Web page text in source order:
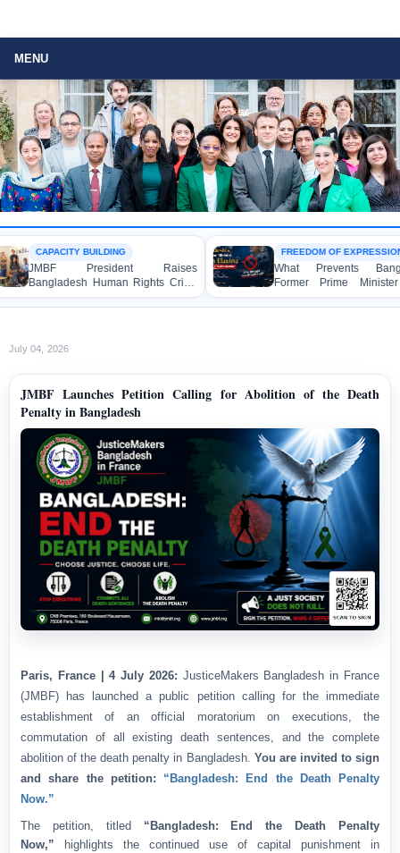
MENU
CAPACITY BUILDING
JMBF President Raises
Bangladesh Human Rights Crisis
with Enabel CEO in Brussels
FREEDOM OF EXPRESSION
What Prevents
Former Prime Minister
Hasina from Speaking to
Media?
July 04, 2026
JMBF Launches Petition Calling for Abolition of the Death
Penalty in Bangladesh
Paris, France | 4 July 2026: JusticeMakers Bangladesh in France
(JMBF) has launched a public petition calling for the immediate
establishment of an official moratorium on executions, the
commutation of all existing death sentences, and the complete
abolition of the death penalty in Bangladesh. You are invited to sign
and share the petition: “Bangladesh: End the Death Penalty
Now.”
The petition, titled “Bangladesh: End the Death Penalty
Now,” highlights the continued use of capital punishment in